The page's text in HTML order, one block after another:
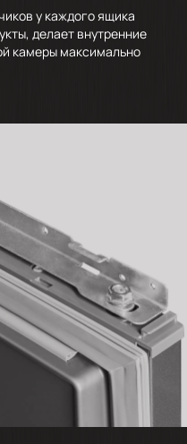
у каждого ящика
делает внутренние
камеры максимально